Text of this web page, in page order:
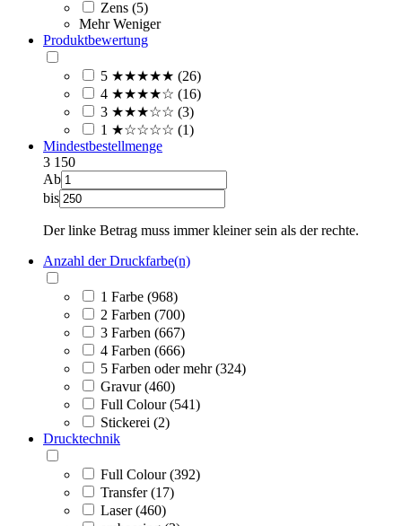
Zens (5)
Mehr Weniger
Produktbewertung
5 ★★★★★ (26)
4 ★★★★☆ (16)
3 ★★★☆☆ (3)
1 ★☆☆☆☆ (1)
Mindestbestellmenge
3 150
Ab
bis
Der linke Betrag muss immer kleiner sein als der rechte.
Anzahl der Druckfarbe(n)
1 Farbe (968)
2 Farben (700)
3 Farben (667)
4 Farben (666)
5 Farben oder mehr (324)
Gravur (460)
Full Colour (541)
Stickerei (2)
Drucktechnik
Full Colour (392)
Transfer (17)
Laser (460)